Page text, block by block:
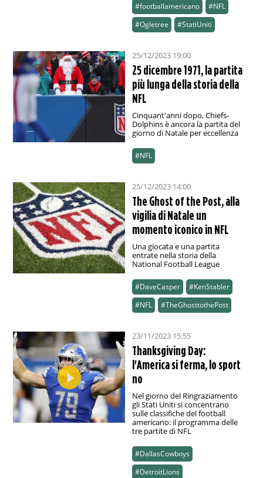
#footballamericano
#NFL
#Ogletree
#StatiUniti
25/12/2023 19:00
25 dicembre 1971, la partita
più lunga della storia della
NFL
Cinquant'anni dopo, Chiefs-
Dolphins è ancora la partita del
giorno di Natale per eccellenza
#NFL
25/12/2023 14:00
The Ghost of the Post, alla
vigilia di Natale un
momento iconico in NFL
Una giocata e una partita
entrate nella storia della
National Football League
#DaveCasper
#KenStabler
#NFL
#TheGhosttothePost
23/11/2023 15:55
Thanksgiving Day:
l'America si ferma, lo sport
no
Nel giorno del Ringraziamento
gli Stati Uniti si concentrano
sulle classifiche del football
americano: il programma delle
tre partite di NFL
#DallasCowboys
#DetroitLions